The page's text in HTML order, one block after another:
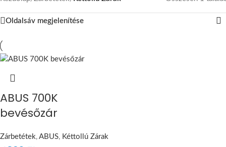
Oldalsáv megjelenítése
ABUS 700K
bevésőzár
Zárbetétek, ABUS, Kéttollú Zárak